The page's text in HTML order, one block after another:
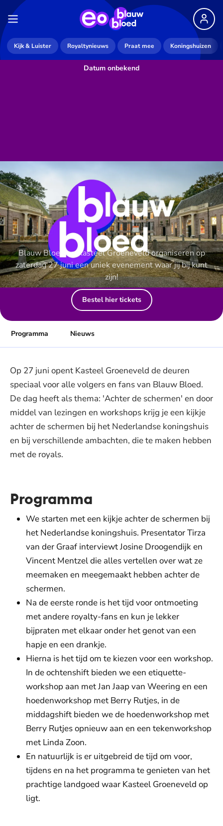
Kijk & Luister Royaltynieuws Praat mee Koningshuizen
Datum onbekend
Ontmoet Blauw Bloed en
Blauw Bloed en Kasteel Groeneveld organiseren op
zaterdag 27 juni een uniek evenement waar jij bij kunt
zijn!
Bestel hier tickets
Programma Nieuws
Op 27 juni opent Kasteel Groeneveld de deuren
speciaal voor alle volgers en fans van Blauw Bloed.
De dag heeft als thema: 'Achter de schermen' en door
middel van lezingen en workshops krijg je een kijkje
achter de schermen bij het Nederlandse koningshuis
en bij verschillende ambachten, die te maken hebben
met de royals.
Programma
We starten met een kijkje achter de schermen bij
het Nederlandse koningshuis. Presentator Tirza
van der Graaf interviewt Josine Droogendijk en
Vincent Mentzel die alles vertellen over wat ze
meemaken en meegemaakt hebben achter de
schermen.
Na de eerste ronde is het tijd voor ontmoeting
met andere royalty-fans en kun je lekker
bijpraten met elkaar onder het genot van een
hapje en een drankje.
Hierna is het tijd om te kiezen voor een workshop.
In de ochtenshift bieden we een etiquette-
workshop aan met Jan Jaap van Weering en een
hoedenworkshop met Berry Rutjes, in de
middagshift bieden we de hoedenworkshop met
Berry Rutjes opnieuw aan en een tekenworkshop
met Linda Zoon.
En natuurlijk is er uitgebreid de tijd om voor,
tijdens en na het programma te genieten van het
prachtige landgoed waar Kasteel Groeneveld op
ligt.